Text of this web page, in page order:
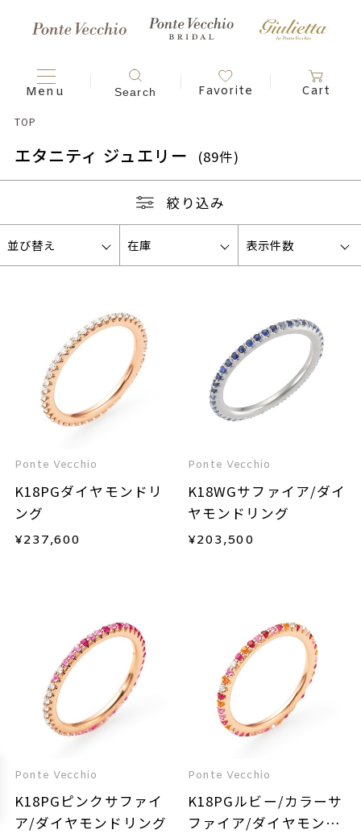
TOP
エタニティ ジュエリー (89件)
絞り込み
並び替え 在庫 表示件数
Ponte Vecchio
K18PGダイヤモンドリ
ング
¥237,600
Ponte Vecchio
K18WGサファイア/ダイ
ヤモンドリング
¥203,500
Ponte Vecchio
K18PGピンクサファイ
ア/ダイヤモンドリング
Ponte Vecchio
K18PGルビー/カラーサ
ファイア/ダイヤモンド